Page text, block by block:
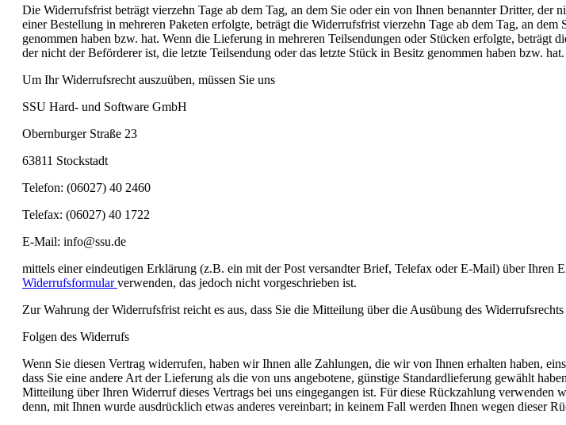
Die Widerrufsfrist beträgt vierzehn Tage ab dem Tag, an dem Sie oder ein von Ihnen benannter Dritter,
einer Bestellung in mehreren Paketen erfolgte, beträgt die Widerrufsfrist vierzehn Tage ab dem Tag, an
genommen haben bzw. hat. Wenn die Lieferung in mehreren Teilsendungen oder Stücken erfolgte, beträgt
der nicht der Beförderer ist, die letzte Teilsendung oder das letzte Stück in Besitz genommen haben bzw. hat.
Um Ihr Widerrufsrecht auszuüben, müssen Sie uns
SSU Hard- und Software GmbH
Obernburger Straße 23
63811 Stockstadt
Telefon: (06027) 40 2460
Telefax: (06027) 40 1722
E-Mail: info@ssu.de
mittels einer eindeutigen Erklärung (z.B. ein mit der Post versandter Brief, Telefax oder E-Mail) über Ihren
Widerrufsformularverwenden, das jedoch nicht vorgeschrieben ist.
Zur Wahrung der Widerrufsfrist reicht es aus, dass Sie die Mitteilung über die Ausübung des
Folgen des Widerrufs
Wenn Sie diesen Vertrag widerrufen, haben wir Ihnen alle Zahlungen, die wir von Ihnen erhalten haben,
dass Sie eine andere Art der Lieferung als die von uns angebotene, günstige Standardlieferung gewählt
Mitteilung über Ihren Widerruf dieses Vertrags bei uns eingegangen ist. Für diese Rückzahlung verwenden
denn, mit Ihnen wurde ausdrücklich etwas anderes vereinbart; in keinem Fall werden Ihnen wegen dieser